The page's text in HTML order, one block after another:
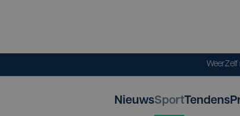
WeerZelf
NieuwsSportTendens